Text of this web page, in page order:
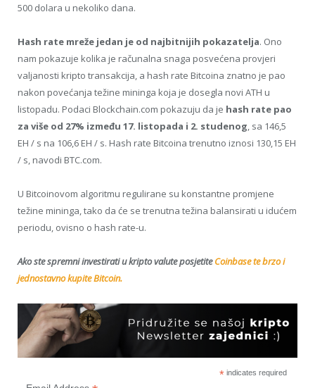
500 dolara u nekoliko dana.
Hash rate mreže jedan je od najbitnijih pokazatelja. Ono
nam pokazuje kolika je računalna snaga posvećena provjeri
valjanosti kripto transakcija, a hash rate Bitcoina znatno je pao
nakon povećanja težine mininga koja je dosegla novi ATH u
listopadu. Podaci Blockchain.com pokazuju da je hash rate pao
za više od 27% između 17. listopada i 2. studenog, sa 146,5
EH / s na 106,6 EH / s. Hash rate Bitcoina trenutno iznosi 130,15 EH
/ s, navodi BTC.com.
U Bitcoinovom algoritmu regulirane su konstantne promjene
težine mininga, tako da će se trenutna težina balansirati u idućem
periodu, ovisno o hash rate-u.
Ako ste spremni investirati u kripto valute posjetiteCoinbase te brzo i
jednostavno kupite Bitcoin.
*indicates required